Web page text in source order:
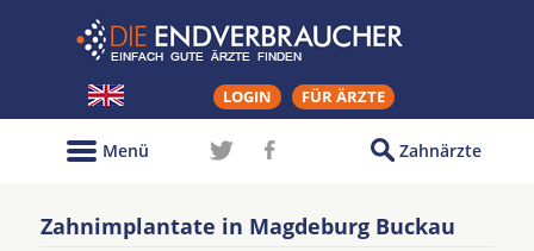
LOGIN FÜR ÄRZTE
Zahnärzte
Menü
Zahnimplantate in Magdeburg Buckau